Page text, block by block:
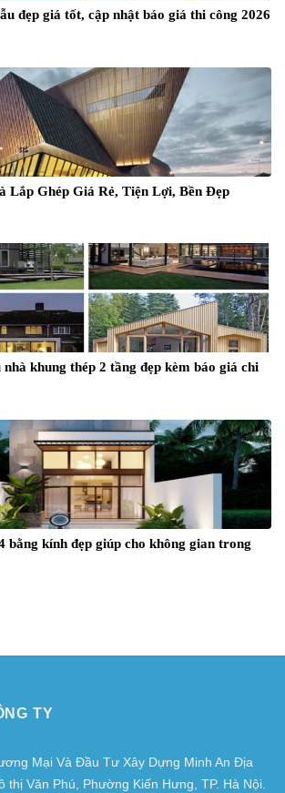
đẹp giá tốt, cập nhật báo giá thi công 2026
Lắp Ghép Giá Rẻ, Tiện Lợi, Bền Đẹp
khung thép 2 tầng đẹp kèm báo giá chi
bằng kính đẹp giúp cho không gian trong
TY
Mại Và Đầu Tư Xây Dựng Minh An Địa
Văn Phú, Phường Kiến Hưng, TP. Hà Nội.